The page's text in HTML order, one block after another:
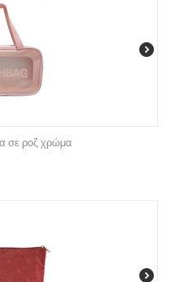
σε ροζ χρώμα